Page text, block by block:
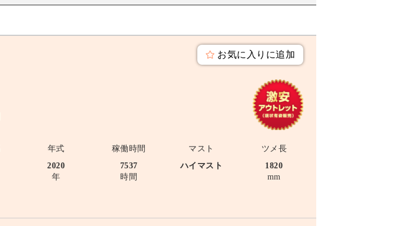
お気に入りに追加
年式 稼働時間 マスト
ツメ長
2020
年
7537
時間
ハイマスト
1820
mm